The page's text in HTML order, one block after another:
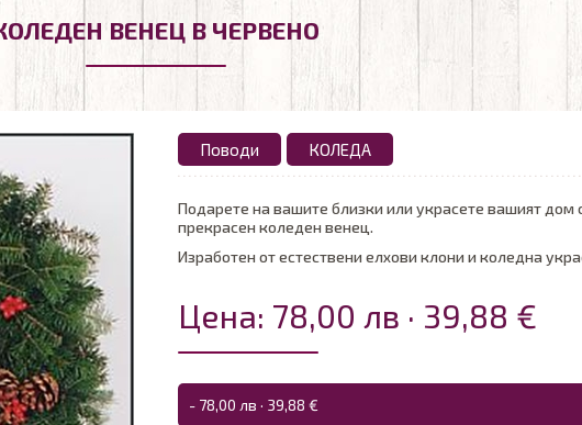
ВЕНЕЦ В ЧЕРВЕНО
Поводи КОЛЕДА
Подарете на вашите близки или украсете вашият дом
прекрасен коледен венец.
Изработен от естествени елхови клони и коледна
Цена: 78,00 лв · 39,88 €
- 78,00 лв · 39,88 €